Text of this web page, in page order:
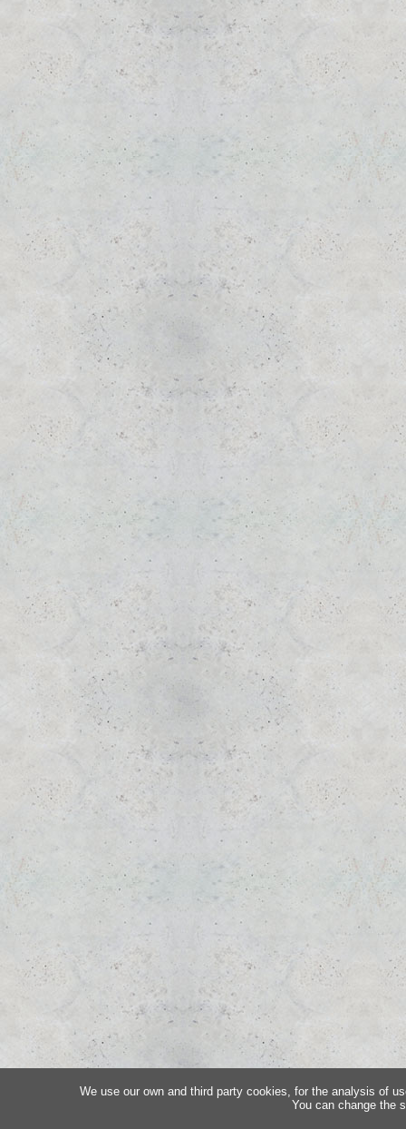
We use our own and third party cookies, for the analysis of
You can change the